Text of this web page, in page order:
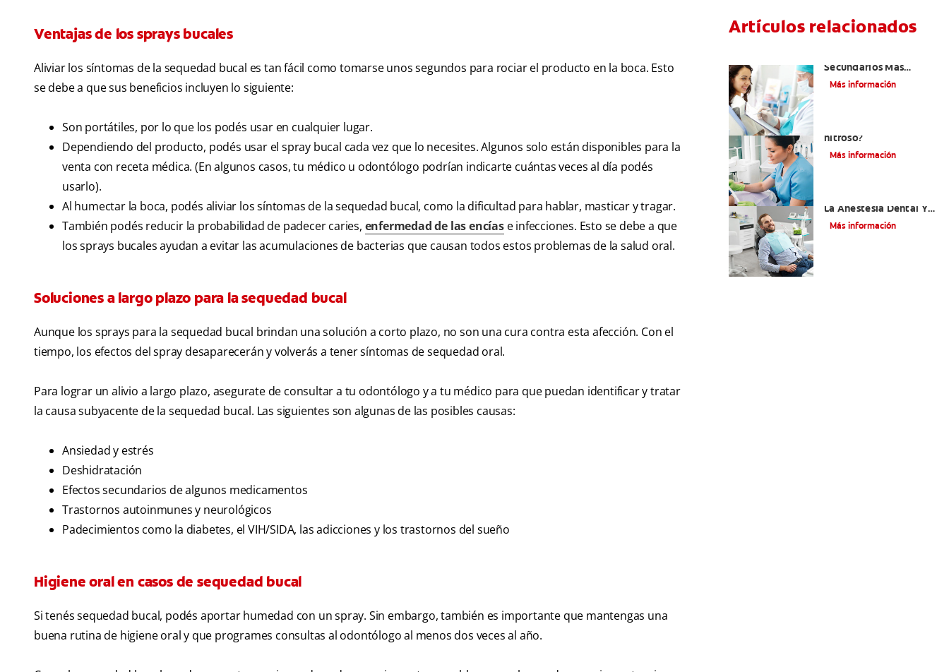
Ventajas de los sprays bucales
Aliviar los síntomas de la sequedad bucal es tan fácil como tomarse unos segundos para rociar el producto en la boca. Esto
se debe a que sus beneficios incluyen lo siguiente:
Son portátiles, por lo que los podés usar en cualquier lugar.
Dependiendo del producto, podés usar el spray bucal cada vez que lo necesites. Algunos solo están disponibles para la
venta con receta médica. (En algunos casos, tu médico u odontólogo podrían indicarte cuántas veces al día podés
usarlo).
Al humectar la boca, podés aliviar los síntomas de la sequedad bucal, como la dificultad para hablar, masticar y tragar.
También podés reducir la probabilidad de padecer caries, enfermedad de las encíase infecciones. Esto se debe a que
los sprays bucales ayudan a evitar las acumulaciones de bacterias que causan todos estos problemas de la salud oral.
Soluciones a largo plazo para la sequedad bucal
Aunque los sprays para la sequedad bucal brindan una solución a corto plazo, no son una cura contra esta afección. Con el
tiempo, los efectos del spray desaparecerán y volverás a tener síntomas de sequedad oral.
Para lograr un alivio a largo plazo, asegurate de consultar a tu odontólogo y a tu médico para que puedan identificar y tratar
la causa subyacente de la sequedad bucal. Las siguientes son algunas de las posibles causas:
Ansiedad y estrés
Deshidratación
Efectos secundarios de algunos medicamentos
Trastornos autoinmunes y neurológicos
Padecimientos como la diabetes, el VIH/SIDA, las adicciones y los trastornos del sueño
Higiene oral en casos de sequedad bucal
Si tenés sequedad bucal, podés aportar humedad con un spray. Sin embargo, también es importante que mantengas una
buena rutina de higiene oral y que programes consultas al odontólogo al menos dos veces al año.
Artículos relacionados
Secundarios Más
Comunes De La
Más información
nitroso?
Más información
La Anestesia Dental Y
Causas De Tratamiento
Más información